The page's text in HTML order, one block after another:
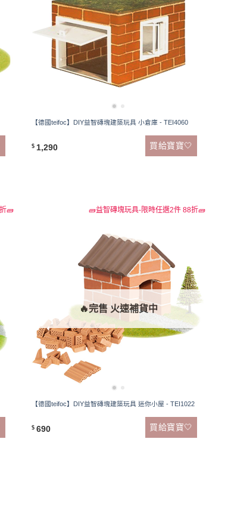
【德國teifoc】DIY益智磚塊建築玩具 小倉庫 - TEI4060
$ 1,290 買給寶寶🤍
🧱 🧱益智磚塊玩具-限時任選2件 88折🧱
🔥完售 火速補貨中
【德國teifoc】DIY益智磚塊建築玩具 迷你小屋 - TEI1022
$ 690 買給寶寶🤍